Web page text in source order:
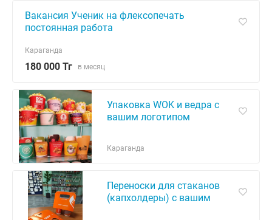
Вакансия Ученик на флексопечать
постоянная работа
180 000 Тг в месяц
Караганда
Упаковка WOK и ведра с
вашим логотипом
Караганда
Переноски для стаканов
(капхолдеры) с вашим